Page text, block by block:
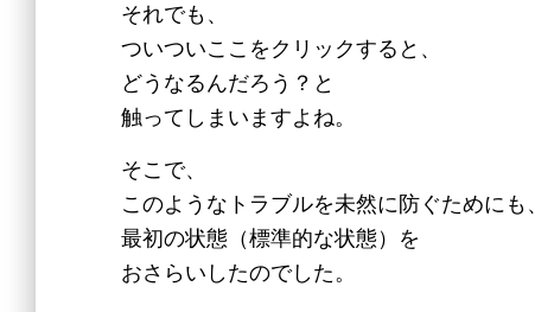
それでも、
ついついここをクリックすると、
どうなるんだろう？と
触ってしまいますよね。
そこで、
このようなトラブルを未然に防ぐためにも、
最初の状態（標準的な状態）を
おさらいしたのでした。